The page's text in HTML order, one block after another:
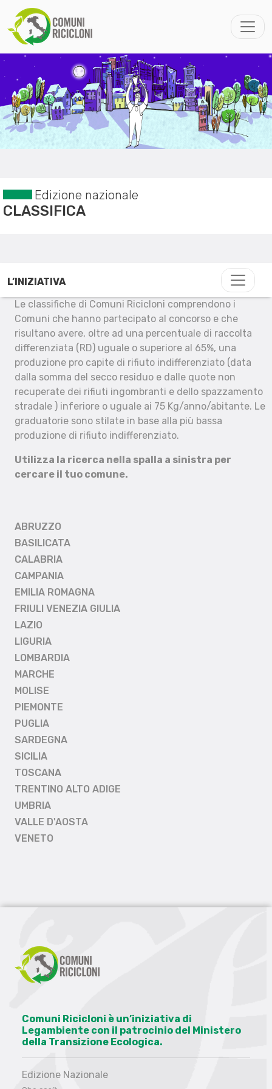
Edizione nazionale
CLASSIFICA
L’INIZIATIVA
Le classifiche di Comuni Ricicloni comprendono i
Comuni che hanno partecipato al concorso e che
risultano avere, oltre ad una percentuale di raccolta
differenziata (RD) uguale o superiore al 65%, una
produzione pro capite di rifiuto indifferenziato (data
dalla somma del secco residuo e dalle quote non
recuperate dei rifiuti ingombranti e dello spazzamento
stradale ) inferiore o uguale ai 75 Kg/anno/abitante. Le
graduatorie sono stilate in base alla più bassa
produzione di rifiuto indifferenziato.
Utilizza la ricerca nella spalla a sinistra per
cercare il tuo comune.
ABRUZZO
BASILICATA
CALABRIA
CAMPANIA
EMILIA ROMAGNA
FRIULI VENEZIA GIULIA
LAZIO
LIGURIA
LOMBARDIA
MARCHE
MOLISE
PIEMONTE
PUGLIA
SARDEGNA
SICILIA
TOSCANA
TRENTINO ALTO ADIGE
UMBRIA
VALLE D'AOSTA
VENETO
Comuni Ricicloni è un’iniziativa di
Legambiente con il patrocinio del Ministero
della Transizione Ecologica.
Edizione Nazionale